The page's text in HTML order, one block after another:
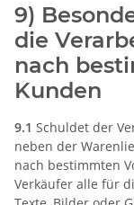
9)
die
nach
Kunden
9.1 Schuldet der
neben der
nach bestimmten
Verkäufer alle für